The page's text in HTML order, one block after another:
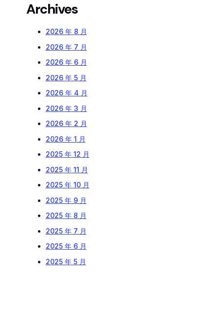
Archives
2026 年 8 月
2026 年 7 月
2026 年 6 月
2026 年 5 月
2026 年 4 月
2026 年 3 月
2026 年 2 月
2026 年 1 月
2025 年 12 月
2025 年 11 月
2025 年 10 月
2025 年 9 月
2025 年 8 月
2025 年 7 月
2025 年 6 月
2025 年 5 月